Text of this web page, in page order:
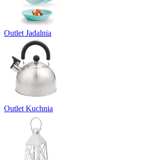
Outlet Jadalnia
Outlet Kuchnia